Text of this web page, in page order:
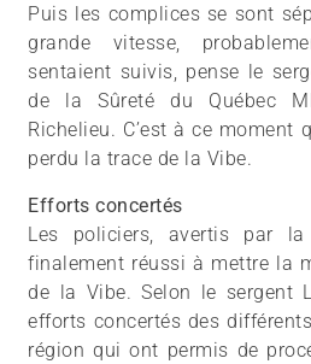
Puis les complices se sont
grande vitesse,
sentaient suivis, pense le
de la Sûreté du Québec
Richelieu. C’est à ce moment
perdu la trace de la Vibe.
Efforts concertés
Les policiers, avertis par
finalement réussi à mettre la
de la Vibe. Selon le sergent
efforts concertés des
région qui ont permis de